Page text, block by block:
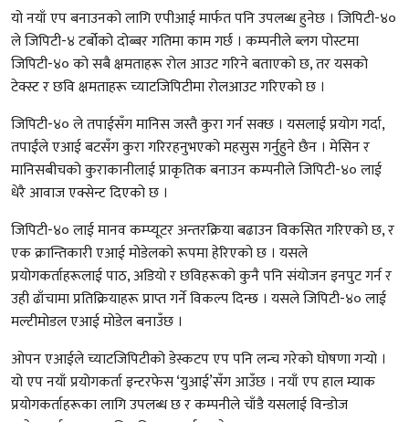
यो नयाँ एप बनाउनको लागि एपीआई मार्फत पनि उपलब्ध हुनेछ । जिपिटी-४०
ले जिपिटी-४ टर्बोको दोब्बर गतिमा काम गर्छ । कम्पनीले ब्लग पोस्टमा
जिपिटी-४० को सबै क्षमताहरू रोल आउट गरिने बताएको छ, तर यसको
टेक्स्ट र छवि क्षमताहरू च्याटजिपिटीमा रोलआउट गरिएको छ ।
जिपिटी-४० ले तपाईसँग मानिस जस्तै कुरा गर्न सक्छ । यसलाई प्रयोग गर्दा,
तपाईंले एआई बटसँग कुरा गरिरहनुभएको महसुस गर्नुहुने छैन । मेसिन र
मानिसबीचको कुराकानीलाई प्राकृतिक बनाउन कम्पनीले जिपिटी-४० लाई
धेरै आवाज एक्सेन्ट दिएको छ ।
जिपिटी-४० लाई मानव कम्प्यूटर अन्तरक्रिया बढाउन विकसित गरिएको छ, र
एक क्रान्तिकारी एआई मोडेलको रूपमा हेरिएको छ । यसले
प्रयोगकर्ताहरूलाई पाठ, अडियो र छविहरूको कुनै पनि संयोजन इनपुट गर्न र
उही ढाँचामा प्रतिक्रियाहरू प्राप्त गर्ने विकल्प दिन्छ । यसले जिपिटी-४० लाई
मल्टीमोडल एआई मोडेल बनाउँछ ।
ओपन एआईले च्याटजिपिटीको डेस्कटप एप पनि लन्च गरेको घोषणा गर्‍यो ।
यो एप नयाँ प्रयोगकर्ता इन्टरफेस ‘युआई’सँग आउँछ । नयाँ एप हाल म्याक
प्रयोगकर्ताहरूका लागि उपलब्ध छ र कम्पनीले चाँडै यसलाई विन्डोज